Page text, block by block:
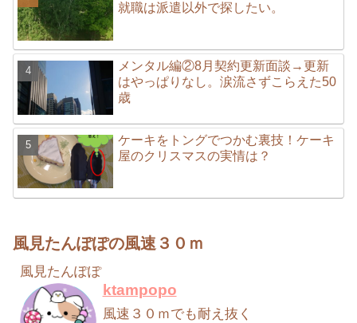
就職は派遣以外で探したい。
メンタル編②8月契約更新面談→更新
はやっぱりなし。涙流さずこらえた50
歳
ケーキをトングでつかむ裏技！ケーキ
屋のクリスマスの実情は？
風見たんぽぽの風速３０ｍ
風見たんぽぽ
ktampopo
風速３０ｍでも耐え抜く